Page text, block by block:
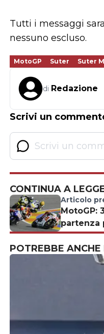
Tutti i messaggi
nessuno escluso.
MotoGP Suter Suter
di Redazione
Scrivi un
CONTINUA A
Articolo
MotoGP:
partenza
POTREBBE ANCHE